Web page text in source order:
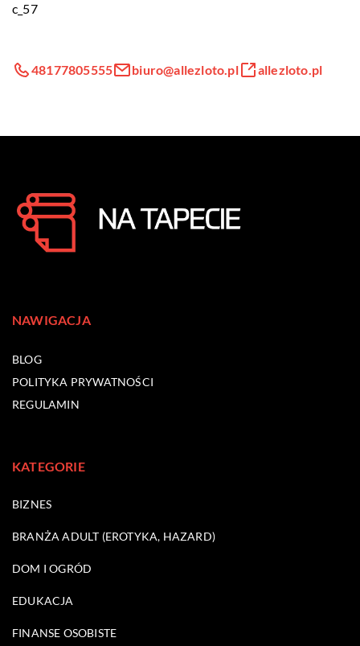
c_57
48177805555 biuro@allezloto.pl allezloto.pl
NAWIGACJA
BLOG
POLITYKA PRYWATNOŚCI
REGULAMIN
KATEGORIE
BIZNES
BRANŻA ADULT (EROTYKA, HAZARD)
DOM I OGRÓD
EDUKACJA
FINANSE OSOBISTE